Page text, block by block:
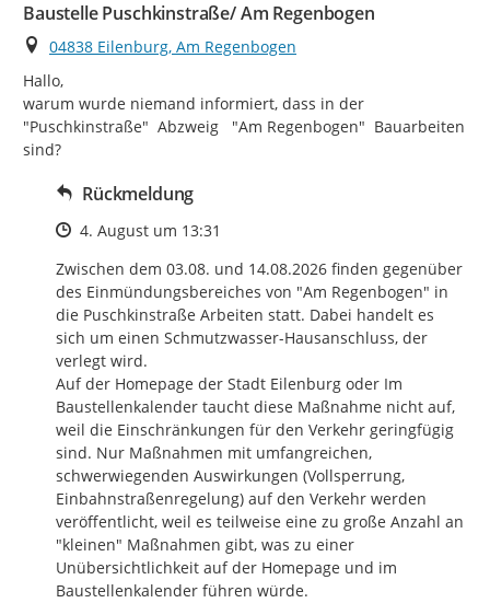
Baustelle Puschkinstraße/ Am Regenbogen
Ort
04838 Eilenburg, Am Regenbogen
Hallo,
warum wurde niemand informiert, dass in der
"Puschkinstraße"  Abzweig   "Am Regenbogen"  Bauarbeiten
sind?
Rückmeldung
Zeitpunkt des Erstellens
4. August um 13:31
Zwischen dem 03.08. und 14.08.2026 finden gegenüber
des Einmündungsbereiches von "Am Regenbogen" in
die Puschkinstraße Arbeiten statt. Dabei handelt es
sich um einen Schmutzwasser-Hausanschluss, der
verlegt wird.
Auf der Homepage der Stadt Eilenburg oder Im
Baustellenkalender taucht diese Maßnahme nicht auf,
weil die Einschränkungen für den Verkehr geringfügig
sind. Nur Maßnahmen mit umfangreichen,
schwerwiegenden Auswirkungen (Vollsperrung,
Einbahnstraßenregelung) auf den Verkehr werden
veröffentlicht, weil es teilweise eine zu große Anzahl an
"kleinen" Maßnahmen gibt, was zu einer
Unübersichtlichkeit auf der Homepage und im
Baustellenkalender führen würde.